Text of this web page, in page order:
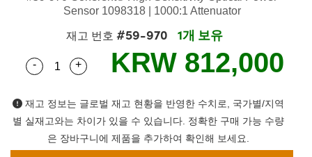
Elements (DOE)
and Couplers
Direct Microscopes
Optical Company
Components
Sensor 1098318 | 1000:1 Attenuator
재고 번호 #59-970 1개 보유
Quantity Selector
- Use the plus and minus buttons to adjust the
+ KRW 812,000
재고 정보는 글로벌 재고 현황을 반영한 수치로, 국가별/지역
별 실재고와는 차이가 있을 수 있습니다. 정확한 구매 가능 수량
은 장바구니에 제품을 추가하여 확인해 보세요.